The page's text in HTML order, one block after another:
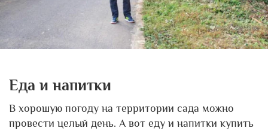
Еда и напитки
В хорошую погоду на территории сада можно
провести целый день. А вот еду и напитки купить